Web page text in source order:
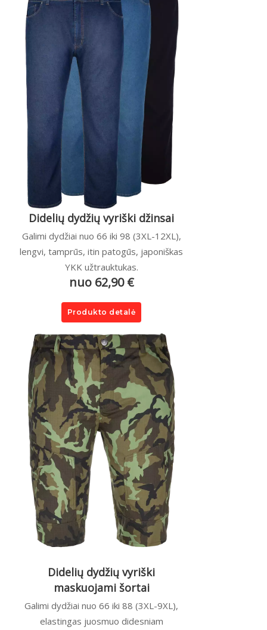
Didelių dydžių vyriški džinsai
Galimi dydžiai nuo 66 iki 98 (3XL-12XL),
lengvi, tamprūs, itin patogūs, japoniškas
YKK užtrauktukas.
nuo 62,90 €
Produkto detalė
Didelių dydžių vyriški
maskuojami šortai
Galimi dydžiai nuo 66 iki 88 (3XL-9XL),
elastingas juosmuo didesniam